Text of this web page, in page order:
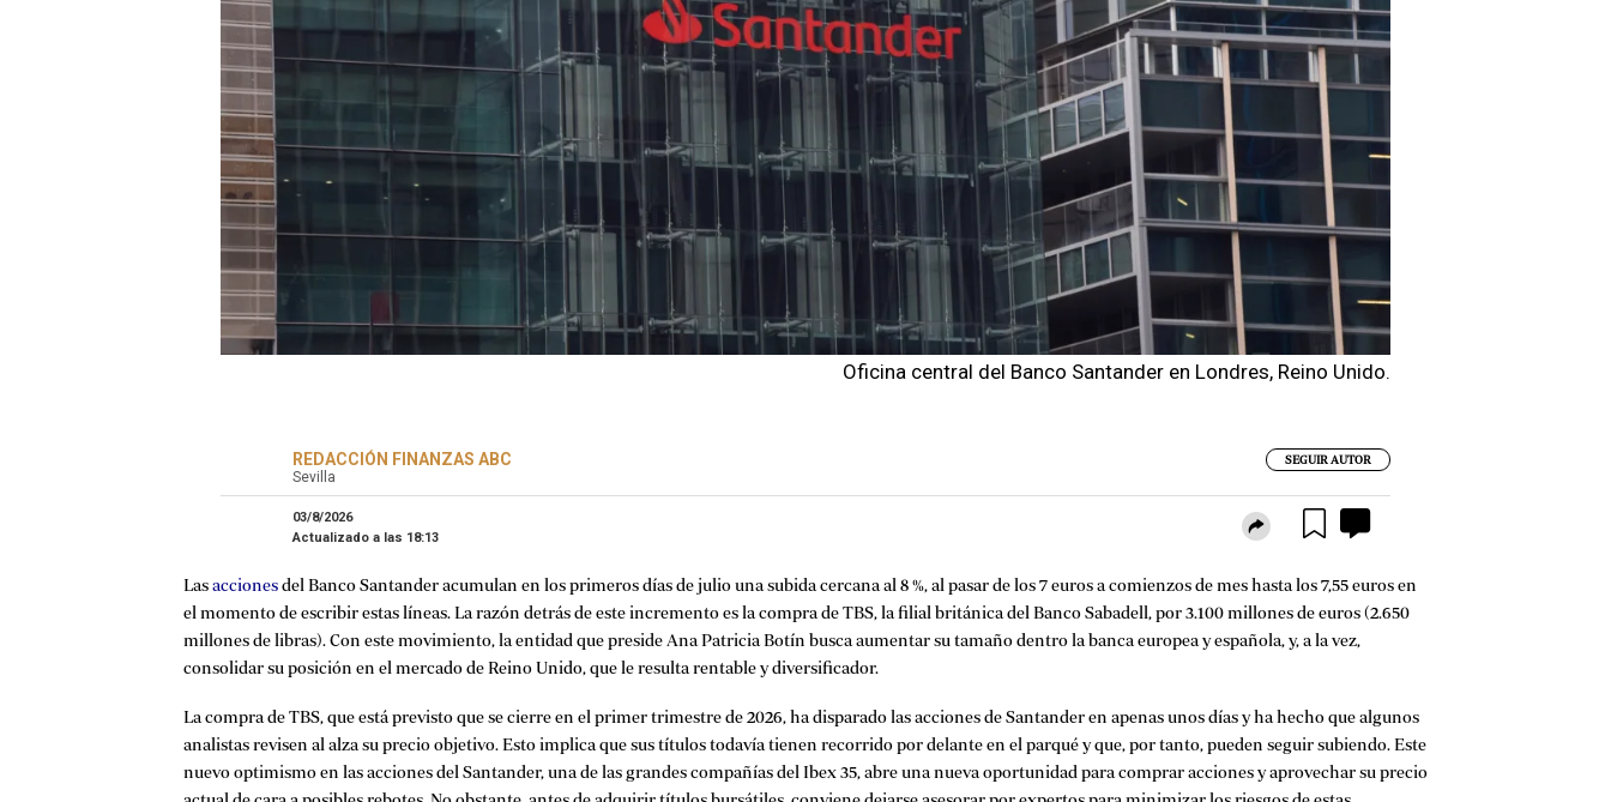
Oficina central del Banco Santander en Londres, Reino Unido.
REDACCIÓN FINANZAS ABC
Sevilla
SEGUIR AUTOR
03/8/2026
Actualizado a las 18:13
Lasaccionesdel Banco Santander acumulan en los primeros días de julio una subida cercana al 8 %, al pasar de los 7 euros a comienzos de mes hasta los 7,55 euros en
el momento de escribir estas líneas. La razón detrás de este incremento es la compra de TBS, la filial británica del Banco Sabadell, por 3.100 millones de euros (2.650
millones de libras). Con este movimiento, la entidad que preside Ana Patricia Botín busca aumentar su tamaño dentro la banca europea y española, y, a la vez,
consolidar su posición en el mercado de Reino Unido, que le resulta rentable y diversificador.
La compra de TBS, que está previsto que se cierre en el primer trimestre de 2026, ha disparado las acciones de Santander en apenas unos días y ha hecho que algunos
analistas revisen al alza su precio objetivo. Esto implica que sus títulos todavía tienen recorrido por delante en el parqué y que, por tanto, pueden seguir subiendo. Este
nuevo optimismo en las acciones del Santander, una de las grandes compañías del Ibex 35, abre una nueva oportunidad para comprar acciones y aprovechar su precio